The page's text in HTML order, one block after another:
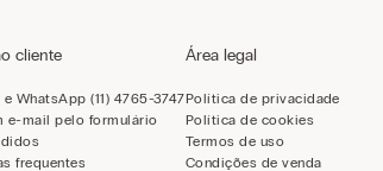
cliente
e WhatsApp (11) 4765-3747
e-mail pelo formulário
frequentes
Área legal
Política de privacidade
Política de cookies
Termos de uso
Condições de venda